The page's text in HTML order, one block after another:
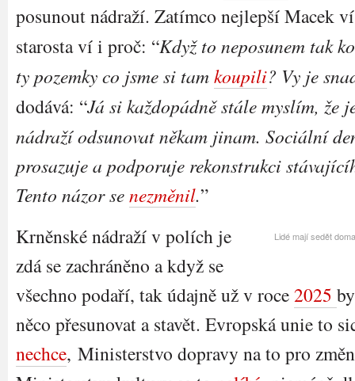
posunout nádraží. Zatímco nejlepší Macek
starosta ví i proč: “Když to neposunem tak
ty pozemky co jsme si tamkoupili? Vy je
dodává: “Já si každopádně stále myslím, že
nádraží odsunovat někam jinam. Sociální
prosazuje a podporuje rekonstrukci
Tento názor senezměnil.”
Lidé mají sedět
Krněnské nádraží v polích je
zdá se zachráněno a když se
všechno podaří, tak údajně už v roce2025
něco přesunovat a stavět. Evropská unie to
nechce, Ministerstvo dopravy na to pro